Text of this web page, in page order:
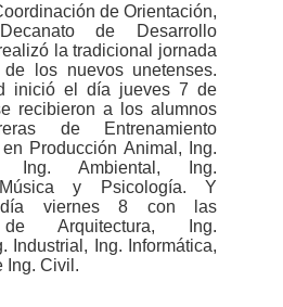
de Orientación,
de Desarrollo
la tradicional jornada
los nuevos unetenses.
inició el día jueves 7 de
recibieron a los alumnos
de Entrenamiento
Producción Animal, Ing.
Ing. Ambiental, Ing.
Música y Psicología. Y
viernes 8 con las
de Arquitectura, Ing.
Industrial, Ing. Informática,
Ing. Civil.